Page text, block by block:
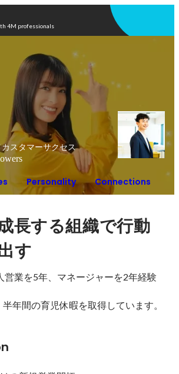
4M professionals
スタマーサクセス
Personality Connections
長する組織で行動
す
営業を5年、マネージャーを2年経験
年間の育児休暇を取得しています。